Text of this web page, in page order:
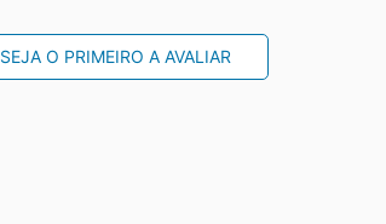
SEJA O PRIMEIRO A AVALIAR